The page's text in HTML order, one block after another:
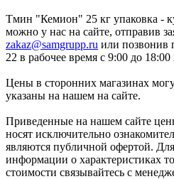
Тмин "Кемион" 25 кг упаковка -
можно у нас на сайте, отправив
zakaz@samgrupp.ru или позвонив
22 в рабочее время с 9:00 до 18:00
Цены в сторонних магазинах
указаны на нашем на сайте.
Приведенные на нашем сайте
носят исключительно
являются публичной офертой.
информации о характеристиках
стоимости связывайтесь с